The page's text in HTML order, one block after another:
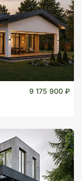
9 175 900 ₽